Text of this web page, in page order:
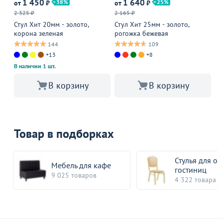
от 1 450 ₽
38
2 325 ₽
Стул Хит 20мм - золото,
корона зеленая
144
+13
В наличии 1 шт.
В корзину
от 1 640 ₽
25
2 165 ₽
Стул Хит 25мм - золото,
рогожка бежевая
109
+8
В корзину
Товар в подборках
Мебель для кафе
9 025 товаров
Стулья для
гостиниц
4 322 товара